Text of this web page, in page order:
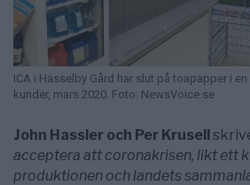
ICA i Hässelby Gård har slut på toapapper i
kunder, mars 2020. Foto: NewsVoice.se
John Hassler och Per Krusell
acceptera att corona­krisen, likt ett
produktionen och landets